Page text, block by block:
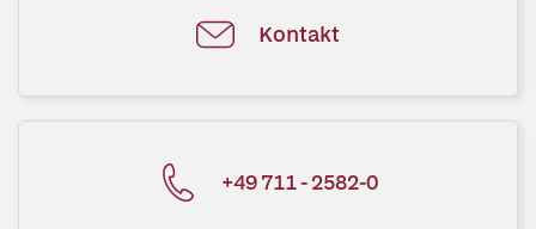
Kontakt
+49 711 - 2582-0